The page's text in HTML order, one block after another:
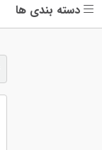
دسته بندی ها